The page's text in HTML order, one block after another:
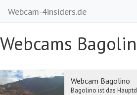
Webcam-4insiders.de
Webcams
Webcam Bagolino
Bagolino ist das